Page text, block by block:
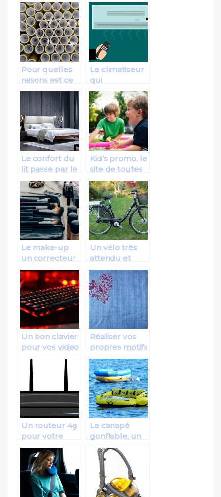
Pour quelles
raisons est ce
que nous
devons mettre
nos aliments
sous vide ?
Le climatiseur
qui
correspond le
mieux à vos
besoins!
Le confort du
lit passe par le
sommier
Kid’s promo, le
site de toutes
les promotions
pour enfants
Le make-up
un correcteur
pour le visage
Un vélo très
attendu et
sollicité même
par les
personnes
agées!
Un bon clavier
pour vos video
game
Réaliser vos
propres motifs
avec une
machine à
broder de
qualité
Un routeur 4g
pour votre
plus grand
bonheur
Le canapé
gonflable, un
outil de
détente
extérieure